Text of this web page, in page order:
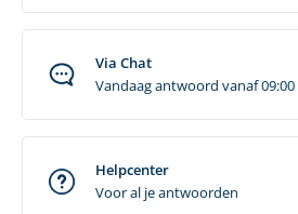
Via Chat
Vandaag antwoord vanaf 09:00
Helpcenter
Voor al je antwoorden